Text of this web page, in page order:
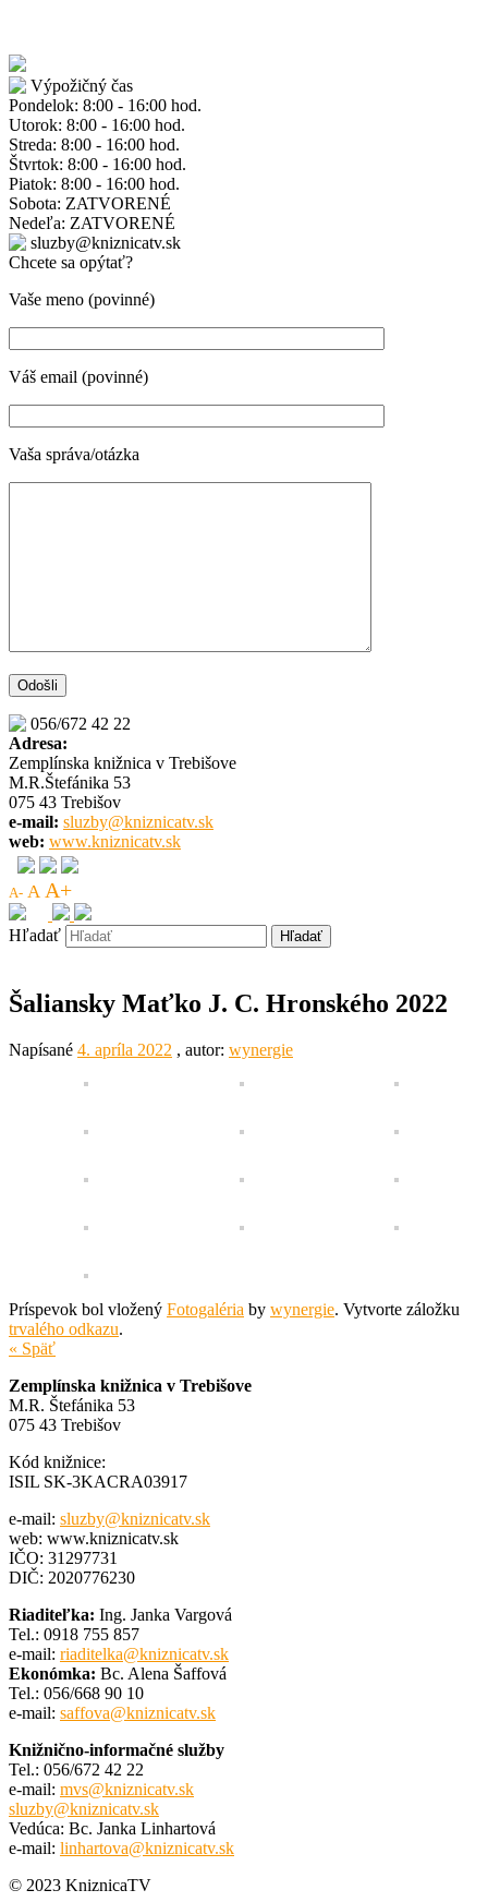
Výpožičný čas
Pondelok: 8:00 - 16:00 hod.
Utorok: 8:00 - 16:00 hod.
Streda: 8:00 - 16:00 hod.
Štvrtok: 8:00 - 16:00 hod.
Piatok: 8:00 - 16:00 hod.
Sobota: ZATVORENÉ
Nedeľa: ZATVORENÉ
sluzby@kniznicatv.sk
Chcete sa opýtať?
Vaše meno (povinné)
Váš email (povinné)
Vaša správa/otázka
056/672 42 22
Adresa:
Zemplínska knižnica v Trebišove
M.R.Štefánika 53
075 43 Trebišov
e-mail: sluzby@kniznicatv.sk
web: www.kniznicatv.sk
A- A A+
Hľadať
Šaliansky Maťko J. C. Hronského 2022
Napísané 4. apríla 2022 , autor: wynergie
Príspevok bol vložený Fotogaléria by wynergie. Vytvorte záložku
trvalého odkazu.
« Späť
Zemplínska knižnica v Trebišove
M.R. Štefánika 53
075 43 Trebišov
Kód knižnice:
ISIL SK-3KACRA03917
e-mail: sluzby@kniznicatv.sk
web: www.kniznicatv.sk
IČO: 31297731
DIČ: 2020776230
Riaditeľka: Ing. Janka Vargová
Tel.: 0918 755 857
e-mail: riaditelka@kniznicatv.sk
Ekonómka: Bc. Alena Šaffová
Tel.: 056/668 90 10
e-mail: saffova@kniznicatv.sk
Knižnično-informačné služby
Tel.: 056/672 42 22
e-mail: mvs@kniznicatv.sk
sluzby@kniznicatv.sk
Vedúca: Bc. Janka Linhartová
e-mail: linhartova@kniznicatv.sk
© 2023 KniznicaTV